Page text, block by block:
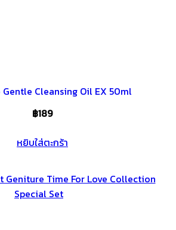
Gentle Cleansing Oil EX 50ml
฿189
หยิบใส่ตะกร้า